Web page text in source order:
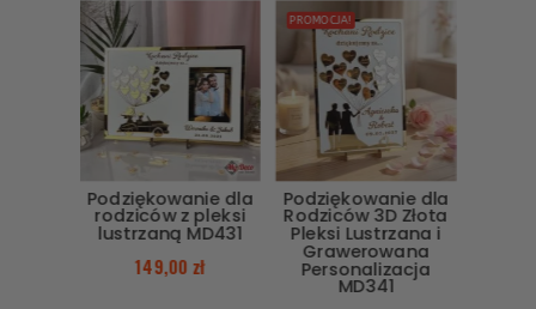
Podziękowanie dla
rodziców z pleksi
lustrzaną MD431
149,00 zł
PROMOCJA!
Podziękowanie dla
Rodziców 3D Złota
Pleksi Lustrzana i
Grawerowana
Personalizacja
MD341